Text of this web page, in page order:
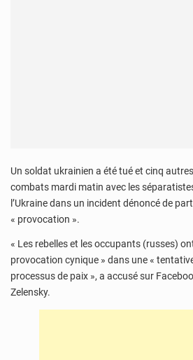
Un soldat ukrainien a été tué et cinq
combats mardi matin avec les
l’Ukraine dans un incident dénoncé de
« provocation ».
« Les rebelles et les occupants (russes)
provocation cynique » dans une «
processus de paix », a accusé sur
Zelensky.